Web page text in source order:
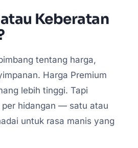
Keberatan
tentang harga,
Harga Premium
lebih tinggi. Tapi
per hidangan — satu atau
untuk rasa manis yang